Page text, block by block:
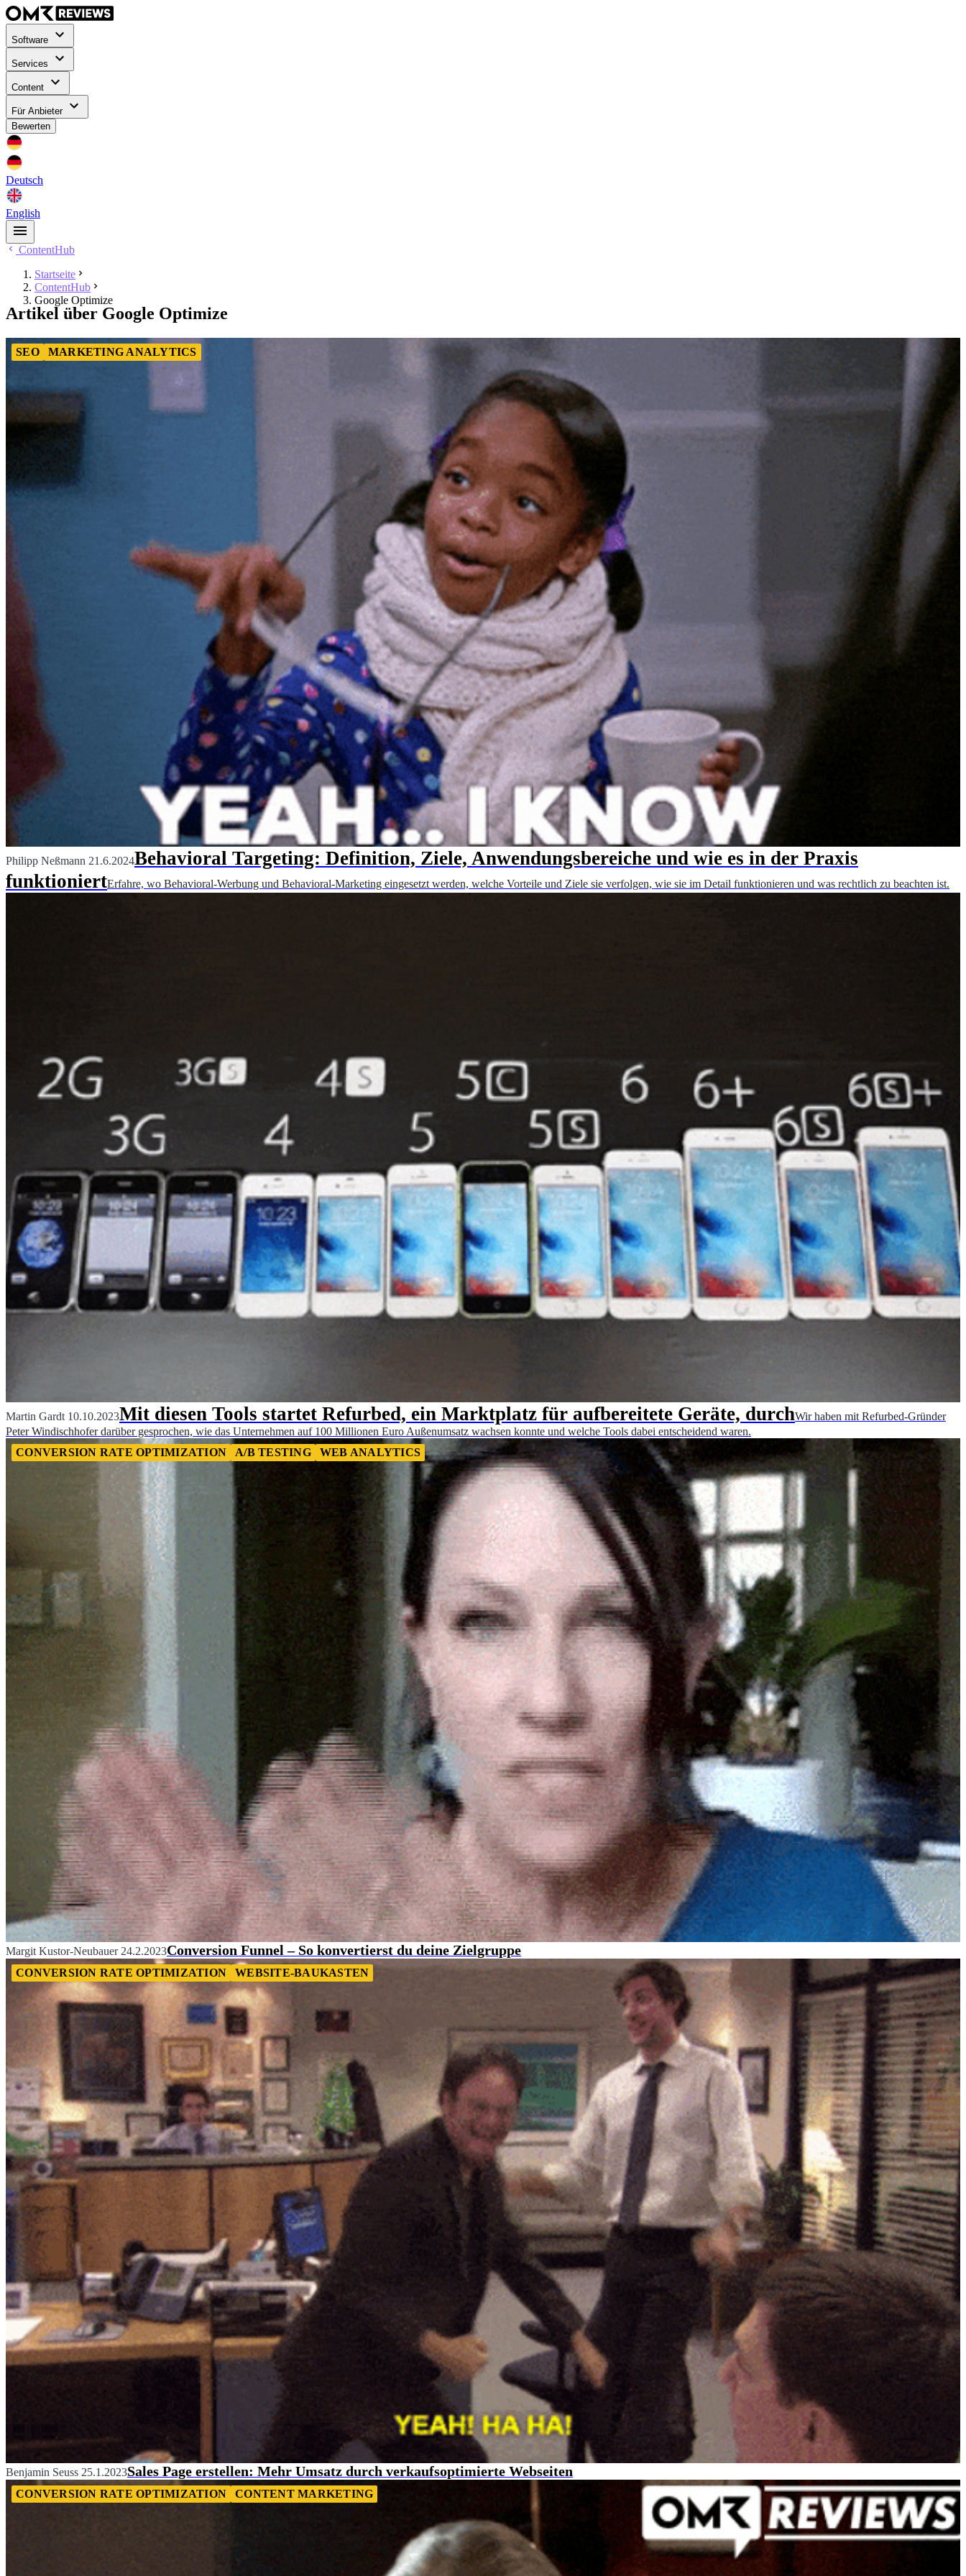
Software
Services
Content
Für Anbieter
Bewerten
Deutsch
English
ContentHub
Startseite
ContentHub
Google Optimize
Artikel über Google Optimize
SEO MARKETING ANALYTICS
Philipp Neßmann 21.6.2024Behavioral Targeting: Definition, Ziele, Anwendungsbereiche und wie es in der Praxis
funktioniertErfahre, wo Behavioral-Werbung und Behavioral-Marketing eingesetzt werden, welche Vorteile und Ziele sie verfolgen, wie sie im Detail funktionieren und was rechtlich zu beachten ist.
Martin Gardt 10.10.2023Mit diesen Tools startet Refurbed, ein Marktplatz für aufbereitete Geräte, durchWir haben mit Refurbed-Gründer
Peter Windischhofer darüber gesprochen, wie das Unternehmen auf 100 Millionen Euro Außenumsatz wachsen konnte und welche Tools dabei entscheidend waren.
CONVERSION RATE OPTIMIZATION
A/B TESTING WEB ANALYTICS
Margit Kustor-Neubauer 24.2.2023Conversion Funnel – So konvertierst du deine Zielgruppe
CONVERSION RATE OPTIMIZATION WEBSITE-BAUKASTEN
Benjamin Seuss 25.1.2023Sales Page erstellen: Mehr Umsatz durch verkaufsoptimierte Webseiten
CONVERSION RATE OPTIMIZATION CONTENT MARKETING